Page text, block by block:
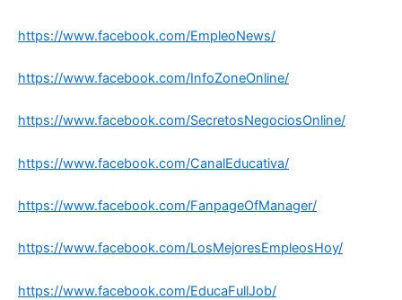
https://www.facebook.com/EmpleoNews/
https://www.facebook.com/InfoZoneOnline/
https://www.facebook.com/SecretosNegociosOnline/
https://www.facebook.com/CanalEducativa/
https://www.facebook.com/FanpageOfManager/
https://www.facebook.com/LosMejoresEmpleosHoy/
https://www.facebook.com/EducaFullJob/